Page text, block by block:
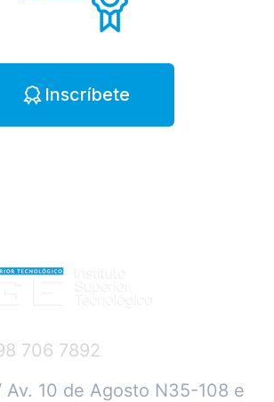
Inscríbete
706 7892
Av. 10 de Agosto N35-108 e